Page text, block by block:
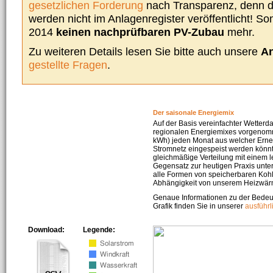
gesetzlichen Forderung nach Transparenz, denn
werden nicht im Anlagenregister veröffentlicht!
2014 keinen nachprüfbaren PV-Zubau mehr.
Zu weiteren Details lesen Sie bitte auch unsere
gestellte Fragen.
Der saisonale Energiemix
Auf der Basis vereinfachter
regionalen Energiemixes
kWh) jeden Monat aus welcher
Stromnetz eingespeist werden
gleichmäßige Verteilung mit einem
Gegensatz zur heutigen Praxis
alle Formen von speicherbaren
Abhängigkeit von unserem
Genaue Informationen zu der
Grafik finden Sie in unserer
Legende:
Download: